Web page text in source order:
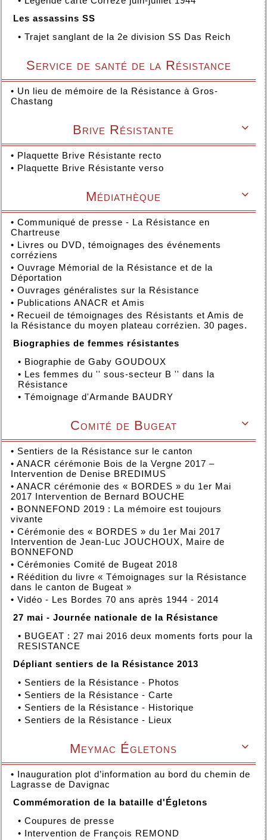
Les assassins SS
• Trajet sanglant de la 2e division SS Das Reich
Service de santé de la Résistance
• Un lieu de mémoire de la Résistance à Gros-
Chastang

Brive Résistante
• Plaquette Brive Résistante recto
• Plaquette Brive Résistante verso

Médiathèque
• Communiqué de presse - La Résistance en
Chartreuse
• Livres ou DVD, témoignages des événements
corréziens
• Ouvrage Mémorial de la Résistance et de la
Déportation
• Ouvrages généralistes sur la Résistance
• Publications ANACR et Amis
• Recueil de témoignages des Résistants et Amis de
la Résistance du moyen plateau corrézien. 30 pages.
Biographies de femmes résistantes
• Biographie de Gaby GOUDOUX
• Les femmes du '' sous-secteur B '' dans la
Résistance
• Témoignage d'Armande BAUDRY

Comité de Bugeat
• Sentiers de la Résistance sur le canton
• ANACR cérémonie Bois de la Vergne 2017 –
Intervention de Denise BREDIMUS
• ANACR cérémonie des « BORDES » du 1er Mai
2017 Intervention de Bernard BOUCHE
• BONNEFOND 2019 : La mémoire est toujours
vivante
• Cérémonie des « BORDES » du 1er Mai 2017
Intervention de Jean-Luc JOUCHOUX, Maire de
BONNEFOND
• Cérémonies Comité de Bugeat 2018
• Réédition du livre « Témoignages sur la Résistance
dans le canton de Bugeat »
• Vidéo - Les Bordes 70 ans après 1944 - 2014
27 mai - Journée nationale de la Résistance
• BUGEAT : 27 mai 2016 deux moments forts pour la
RESISTANCE
Dépliant sentiers de la Résistance 2013
• Sentiers de la Résistance - Photos
• Sentiers de la Résistance - Carte
• Sentiers de la Résistance - Historique
• Sentiers de la Résistance - Lieux

Meymac Égletons
• Inauguration plot d’information au bord du chemin de
Lagrasse de Davignac
Commémoration de la bataille d'Égletons
• Coupures de presse
• Intervention de François REMOND